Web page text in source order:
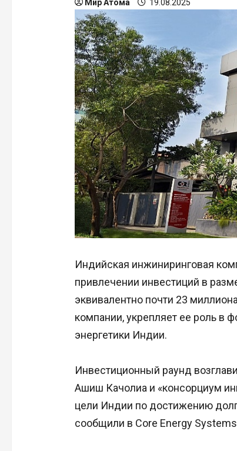
Мир Атома 19.08.2025
Индийская инжиниринговая
привлечении инвестиций в
эквивалентно почти 23
компании, укрепляет ее роль в
энергетики Индии.
Инвестиционный раунд
Ашиш Качолиа и «консорциум
цели Индии по достижению
сообщили в Core Energy